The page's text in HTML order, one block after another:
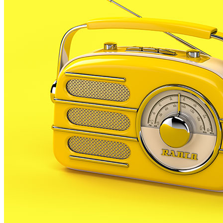
aquests 2008 i de donar la benvinguda al proper any
Ho faran amb un espectacle pirotecnic que serà la
primera actuació de la colla de diables de PLF al
nostre muncipi unes setmanes després de la seva
Ho anunciava al programa En Xarxa de RP, un dels
membres de la colla Diablesfolls , Eduard Jimenez.
De moment no han volgut desvetllar gaire cosa del
seu primer espectacle de la nit del 31 de desembre a
l’1 de gener, però si sabem que l’espectacle es farà
entre la plaça de l’església i la pl del fòrum Palatiolo.